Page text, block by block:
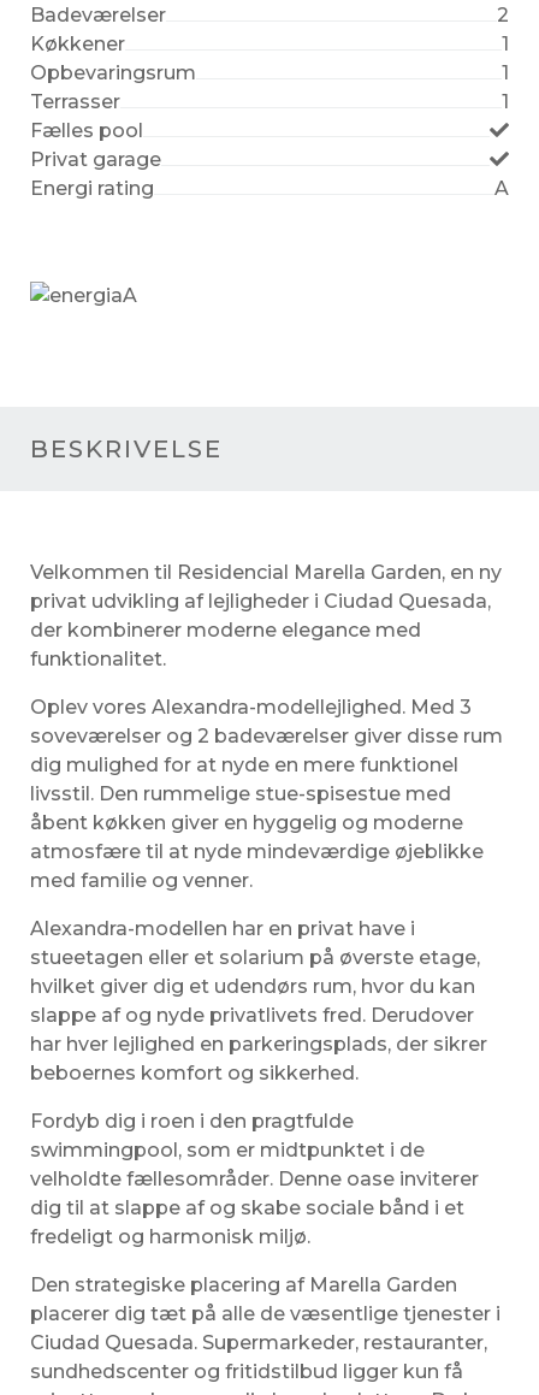
Badeværelser
2
Køkkener
1
Opbevaringsrum
1
Terrasser
1
Fælles pool
Privat garage
Energi rating
A
A
BESKRIVELSE
Velkommen til Residencial Marella Garden, en ny
privat udvikling af lejligheder i Ciudad Quesada,
der kombinerer moderne elegance med
funktionalitet.
Oplev vores Alexandra-modellejlighed. Med 3
soveværelser og 2 badeværelser giver disse rum
dig mulighed for at nyde en mere funktionel
livsstil. Den rummelige stue-spisestue med
åbent køkken giver en hyggelig og moderne
atmosfære til at nyde mindeværdige øjeblikke
med familie og venner.
Alexandra-modellen har en privat have i
stueetagen eller et solarium på øverste etage,
hvilket giver dig et udendørs rum, hvor du kan
slappe af og nyde privatlivets fred. Derudover
har hver lejlighed en parkeringsplads, der sikrer
beboernes komfort og sikkerhed.
Fordyb dig i roen i den pragtfulde
swimmingpool, som er midtpunktet i de
velholdte fællesområder. Denne oase inviterer
dig til at slappe af og skabe sociale bånd i et
fredeligt og harmonisk miljø.
Den strategiske placering af Marella Garden
placerer dig tæt på alle de væsentlige tjenester i
Ciudad Quesada. Supermarkeder, restauranter,
sundhedscenter og fritidstilbud ligger kun få